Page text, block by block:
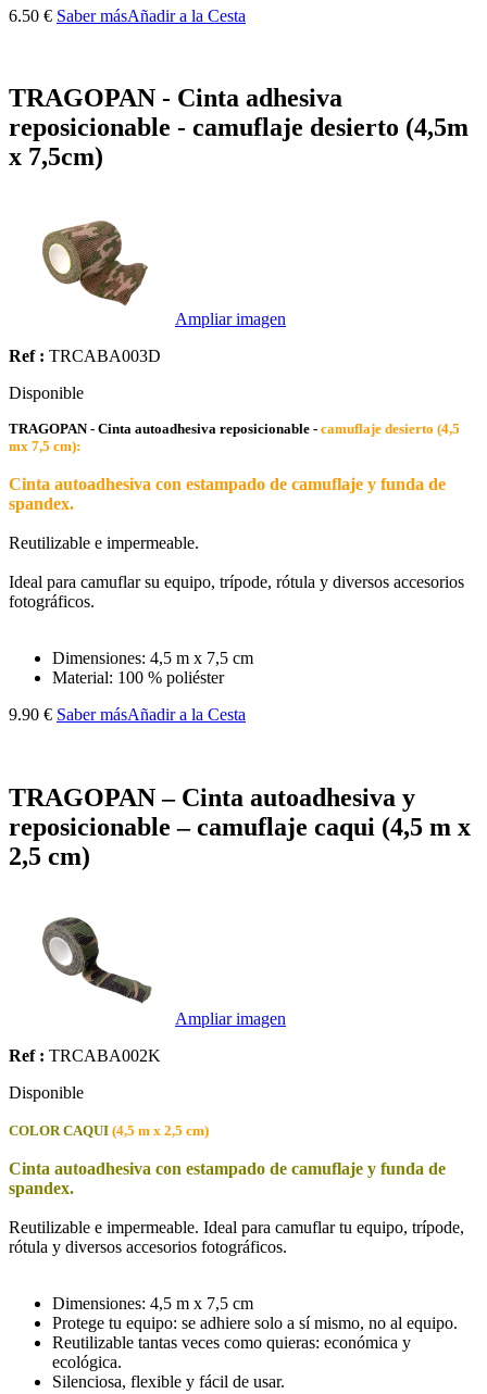
6.50 € Saber másAñadir a la Cesta
TRAGOPAN - Cinta adhesiva
reposicionable - camuflaje desierto (4,5m
x 7,5cm)
Ampliar imagen
Ref : TRCABA003D
Disponible
TRAGOPAN - Cinta autoadhesiva reposicionable - camuflaje desierto (4,5
mx 7,5 cm):
Cinta autoadhesiva con estampado de camuflaje y funda de
spandex.
Reutilizable e impermeable.
Ideal para camuflar su equipo, trípode, rótula y diversos accesorios
fotográficos.
Dimensiones: 4,5 m x 7,5 cm
Material: 100 % poliéster
9.90 € Saber másAñadir a la Cesta
TRAGOPAN – Cinta autoadhesiva y
reposicionable – camuflaje caqui (4,5 m x
2,5 cm)
Ampliar imagen
Ref : TRCABA002K
Disponible
COLOR CAQUI (4,5 m x 2,5 cm)
Cinta autoadhesiva con estampado de camuflaje y funda de
spandex.
Reutilizable e impermeable. Ideal para camuflar tu equipo, trípode,
rótula y diversos accesorios fotográficos.
Dimensiones: 4,5 m x 7,5 cm
Protege tu equipo: se adhiere solo a sí mismo, no al equipo.
Reutilizable tantas veces como quieras: económica y
ecológica.
Silenciosa, flexible y fácil de usar.